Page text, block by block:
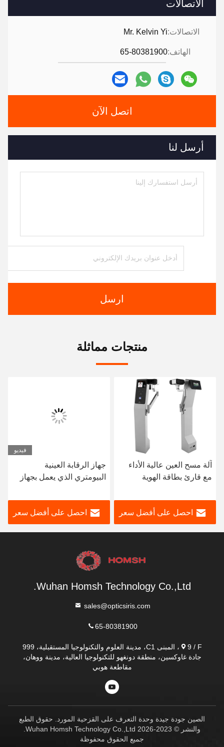
الاتصالات
الاتصالات:Mr. Kelvin Yi
الهاتف:65-80381900
اتصل الآن
أرسل لنا
ارسل
منتجات مماثلة
آلة مسح العين عالية الأداء
مع قارئ بطاقة الهوية
احصل على أفضل سعر
فيديو
جهاز الرقابة العينية
البيومتري الذي يعمل بجهاز
البيومتري
احصل على أفضل سعر
Wuhan Homsh Technology Co.,Ltd.
sales@opticsiris.com
65-80381900
9 / F، المبنى C1، مدينة العلوم والتكنولوجيا المستقبلية، 999
جادة غاوكسين، منطقة دونغهو للتكنولوجيا العالية، مدينة ووهان،
مقاطعة هوبي
الصين جودة جيدة وحدة التعرف على القزحية المورد. حقوق الطبع
جميع الحقوق محفوظة